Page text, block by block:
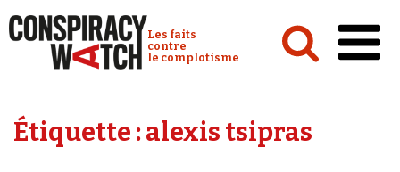
Conspiracy Watch :
Les faits
contre
le complotisme
Analyses
Étiquette :alexis tsipras